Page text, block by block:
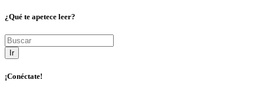
¿Qué te apetece leer?
Ir
¡Conéctate!